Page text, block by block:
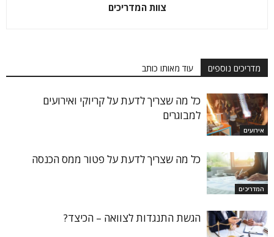
צוות המדריכים
מדריכים נוספים עוד מאותו כותב
אירועים
כל מה שצריך לדעת על קריוקי ואירועים
למבוגרים
המדריכים
כל מה שצריך לדעת על פטור ממס הכנסה
הגשת התנגדות לצוואה – הכיצד?